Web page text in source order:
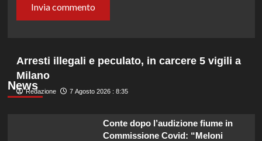
News
Arresti illegali e peculato, in carcere 5 vigili a
Milano
Redazione 7 Agosto 2026 : 8:35
Conte dopo l’audizione fiume in
Commissione Covid: “Meloni